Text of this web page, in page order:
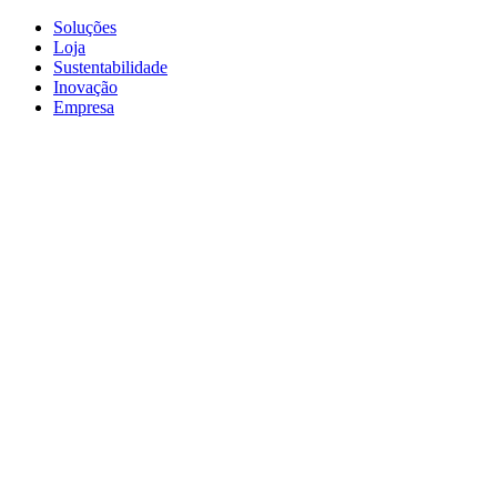
Soluções
Loja
Sustentabilidade
Inovação
Empresa